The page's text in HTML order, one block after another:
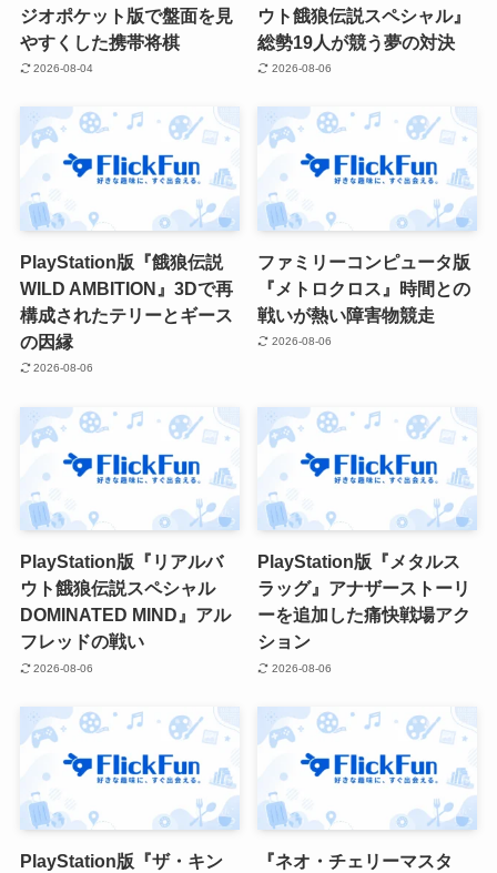
ジオポケット版で盤面を見
やすくした携帯将棋
2026-08-04
ウト餓狼伝説スペシャル』
総勢19人が競う夢の対決
2026-08-06
PlayStation版『餓狼伝説
WILD AMBITION』3Dで再
構成されたテリーとギース
の因縁
2026-08-06
ファミリーコンピュータ版
『メトロクロス』時間との
戦いが熱い障害物競走
2026-08-06
PlayStation版『リアルバ
ウト餓狼伝説スペシャル
DOMINATED MIND』アル
フレッドの戦い
2026-08-06
PlayStation版『メタルス
ラッグ』アナザーストーリ
ーを追加した痛快戦場アク
ション
2026-08-06
PlayStation版『ザ・キン
『ネオ・チェリーマスタ